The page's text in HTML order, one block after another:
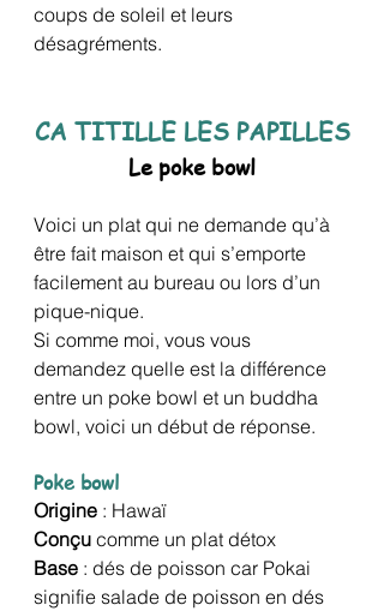
coups de soleil et leurs
désagréments.
CA TITILLE LES PAPILLES
Le poke bowl
Voici un plat qui ne demande qu’à
être fait maison et qui s’emporte
facilement au bureau ou lors d’un
pique-nique.
Si comme moi, vous vous
demandez quelle est la différence
entre un poke bowl et un buddha
bowl, voici un début de réponse.
Poke bowl
Origine : Hawaï
Conçu comme un plat détox
Base : dés de poisson car Pokai
signifie salade de poisson en dés